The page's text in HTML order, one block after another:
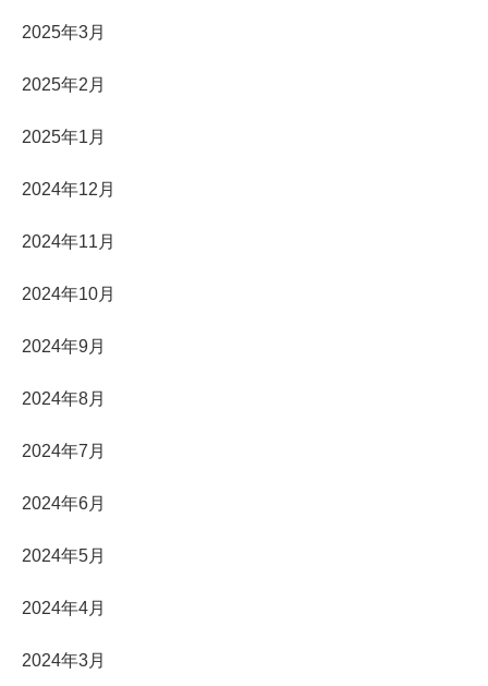
2025年3月
2025年2月
2025年1月
2024年12月
2024年11月
2024年10月
2024年9月
2024年8月
2024年7月
2024年6月
2024年5月
2024年4月
2024年3月